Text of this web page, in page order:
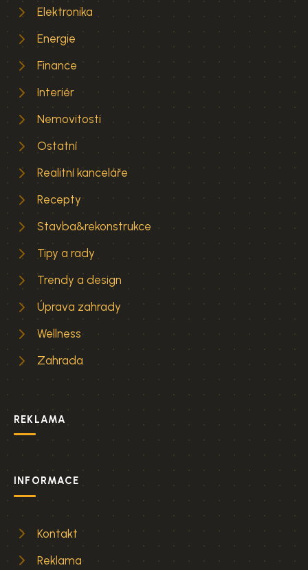
Elektronika
Energie
Finance
Interiér
Nemovitosti
Ostatní
Realitní kanceláře
Recepty
Stavba&rekonstrukce
Tipy a rady
Trendy a design
Úprava zahrady
Wellness
Zahrada
REKLAMA
INFORMACE
Kontakt
Reklama